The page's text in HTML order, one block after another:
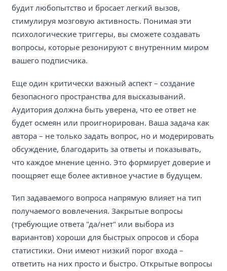
будит любопытство и бросает легкий вызов,
стимулируя мозговую активность. Понимая эти
психологические триггеры, вы сможете создавать
вопросы, которые резонируют с внутренним миром
вашего подписчика.
Еще один критически важный аспект – создание
безопасного пространства для высказываний.
Аудитория должна быть уверена, что ее ответ не
будет осмеян или проигнорирован. Ваша задача как
автора – не только задать вопрос, но и модерировать
обсуждение, благодарить за ответы и показывать,
что каждое мнение ценно. Это формирует доверие и
поощряет еще более активное участие в будущем.
Тип задаваемого вопроса напрямую влияет на тип
получаемого вовлечения. Закрытые вопросы
(требующие ответа "да/нет" или выбора из
вариантов) хороши для быстрых опросов и сбора
статистики. Они имеют низкий порог входа –
ответить на них просто и быстро. Открытые вопросы